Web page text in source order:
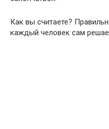
Как вы считаете?
каждый человек сам